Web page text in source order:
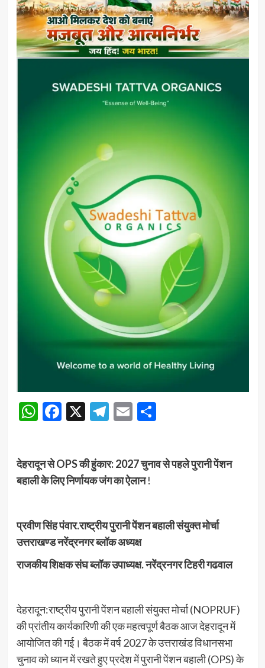
WhatsApp
Facebook
X Telegram
EmailShare
देहरादून से OPS की हुंकार: 2027 चुनाव से पहले पुरानी पेंशन
बहाली के लिए निर्णायक जंग का ऐलान!
प्रवीण सिंह पंवार.राष्ट्रीय पुरानी पेंशन बहाली संयुक्त मोर्चा
उत्तराखण्ड नरेंद्रनगर ब्लॉक अध्यक्ष
राजकीय शिक्षक संघ ब्लॉक उपाध्यक्ष. नरेंद्रनगर टिहरी गढवाल
देहरादून:राष्ट्रीय पुरानी पेंशन बहाली संयुक्त मोर्चा (NOPRUF)
की प्रांतीय कार्यकारिणी की एक महत्वपूर्ण बैठक आज देहरादून में
आयोजित की गई। बैठक में वर्ष 2027 के उत्तराखंड विधानसभा
चुनाव को ध्यान में रखते हुए प्रदेश में पुरानी पेंशन बहाली (OPS) के